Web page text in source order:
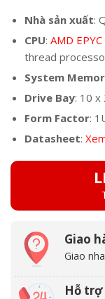
Nhà sản xuất:
CPU: AMD
thread
System
Drive Bay: 10 x
Form Factor:
Datasheet:
Giao
Giao
Hỗ